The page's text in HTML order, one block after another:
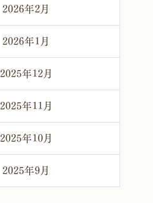
2026年2月
2026年1月
2025年12月
2025年11月
2025年10月
2025年9月